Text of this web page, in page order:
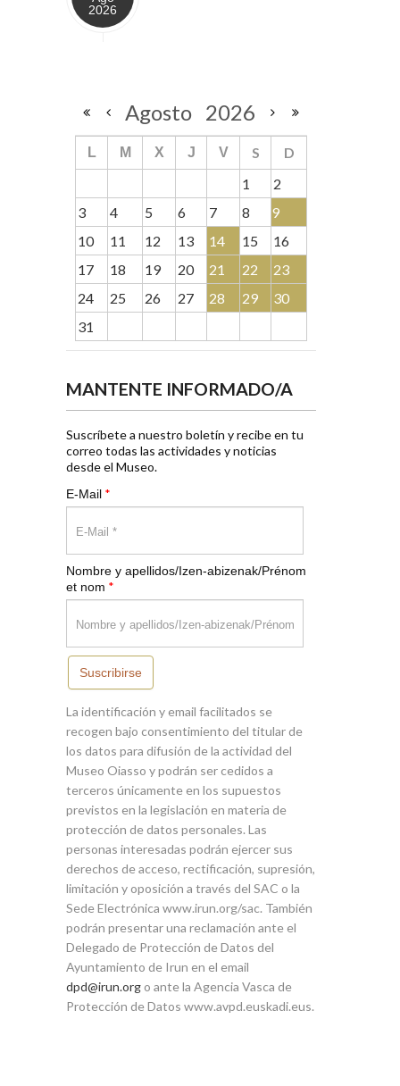
2026
Agosto 2026
L M X J V S
D
1
2
3
4 5 6 7 8
9
10
11 12 13 14 15
16
17
18 19 20 21 22
23
24
25 26 27 28 29
30
31
MANTENTE INFORMADO/A
Suscríbete a nuestro boletín y recibe en tu
correo todas las actividades y noticias
desde el Museo.
E-Mail *
Nombre y apellidos/Izen-abizenak/Prénom
et nom *
Suscribirse
La identificación y email facilitados se
recogen bajo consentimiento del titular de
los datos para difusión de la actividad del
Museo Oiasso y podrán ser cedidos a
terceros únicamente en los supuestos
previstos en la legislación en materia de
protección de datos personales. Las
personas interesadas podrán ejercer sus
derechos de acceso, rectificación, supresión,
limitación y oposición a través del SAC o la
Sede Electrónica www.irun.org/sac. También
podrán presentar una reclamación ante el
Delegado de Protección de Datos del
Ayuntamiento de Irun en el email
dpd@irun.org o ante la Agencia Vasca de
Protección de Datos www.avpd.euskadi.eus.